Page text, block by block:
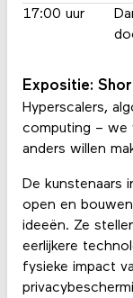
17:00 uur
Expositie:
Hyperscalers,
computing – we
anders willen
De kunstenaars
open en
ideeën. Ze
eerlijkere
fysieke impact